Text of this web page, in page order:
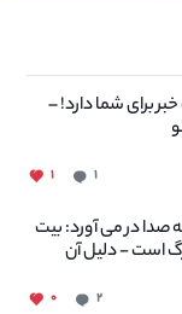
برای شما دارد! –
۱ ۱
صدا در می آورد: بیت
است - دلیل آن
۲ ۰